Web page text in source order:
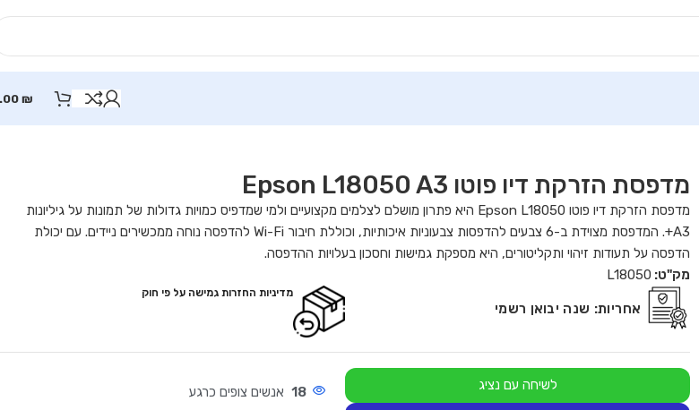
₪
מדפסת ‏הזרקת דיו ‏פוטו Epson L18050 A3
מדפסת הזרקת דיו פוטו Epson L18050 היא פתרון מושלם לצלמים מקצועיים ולמי שמדפיס כמויות גדולות של תמונות על גיליונות
A3+. המדפסת מצוידת ב-6 צבעים להדפסות צבעוניות איכותיות, וכוללת חיבור Wi-Fi להדפסה נוחה ממכשירים ניידים. עם יכולת
הדפסה על תעודות זיהוי ותקליטורים, היא מספקת גמישות וחסכון בעלויות ההדפסה.
מק"ט: L18050
אחריות: שנה יבואן רשמי
מדיניות החזרות גמישה על פי חוק
לשיחה עם נציג 18 אנשים צופים כרגע